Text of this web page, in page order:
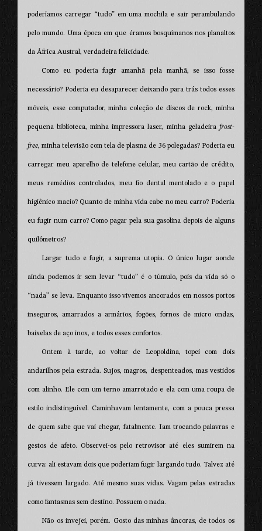
poderíamos carregar “tudo” em uma mochila e sair perambulando
pelo mundo. Uma época em que éramos bosquímanos nos planaltos
da África Austral, verdadeira felicidade.
Como eu poderia fugir amanhã pela manhã, se isso fosse
necessário? Poderia eu desaparecer deixando para trás todos esses
móveis, esse computador, minha coleção de discos de rock, minha
pequena biblioteca, minha impressora laser, minha geladeira frost-
free, minha televisão com tela de plasma de 36 polegadas? Poderia eu
carregar meu aparelho de telefone celular, meu cartão de crédito,
meus remédios controlados, meu fio dental mentolado e o papel
higiênico macio? Quanto de minha vida cabe no meu carro? Poderia
eu fugir num carro? Como pagar pela sua gasolina depois de alguns
quilômetros?
Largar tudo e fugir, a suprema utopia. O único lugar aonde
ainda podemos ir sem levar “tudo” é o túmulo, pois da vida só o
“nada” se leva. Enquanto isso vivemos ancorados em nossos portos
inseguros, amarrados a armários, fogões, fornos de micro ondas,
baixelas de aço inox, e todos esses confortos.
Ontem à tarde, ao voltar de Leopoldina, topei com dois
andarilhos pela estrada. Sujos, magros, despenteados, mas vestidos
com alinho. Ele com um terno amarrotado e ela com uma roupa de
estilo indistinguível. Caminhavam lentamente, com a pouca pressa
de quem sabe que vai chegar, fatalmente. Iam trocando palavras e
gestos de afeto. Observei-os pelo retrovisor até eles sumirem na
curva: ali estavam dois que poderiam fugir largando tudo. Talvez até
já tivessem largado. Até mesmo suas vidas. Vagam pelas estradas
como fantasmas sem destino. Possuem o nada.
Não os invejei, porém. Gosto das minhas âncoras, de todos os